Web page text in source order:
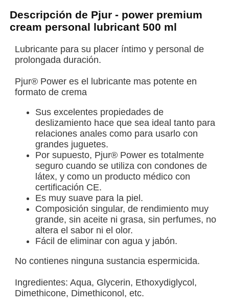
Descripción de Pjur - power premium
cream personal lubricant 500 ml
Lubricante para su placer íntimo y personal de
prolongada duración.
Pjur® Power es el lubricante mas potente en
formato de crema
Sus excelentes propiedades de
deslizamiento hace que sea ideal tanto para
relaciones anales como para usarlo con
grandes juguetes.
Por supuesto, Pjur® Power es totalmente
seguro cuando se utiliza con condones de
látex, y como un producto médico con
certificación CE.
Es muy suave para la piel.
Composición singular, de rendimiento muy
grande, sin aceite ni grasa, sin perfumes, no
altera el sabor ni el olor.
Fácil de eliminar con agua y jabón.
No contienes ninguna sustancia espermicida.
Ingredientes: Aqua, Glycerin, Ethoxydiglycol,
Dimethicone, Dimethiconol, etc.